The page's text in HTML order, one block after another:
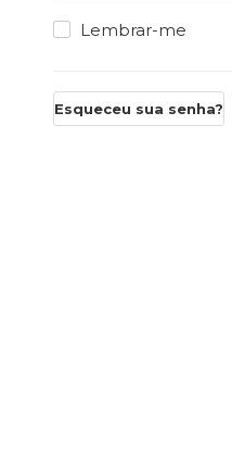
Lembrar-me
Esqueceu sua senha?